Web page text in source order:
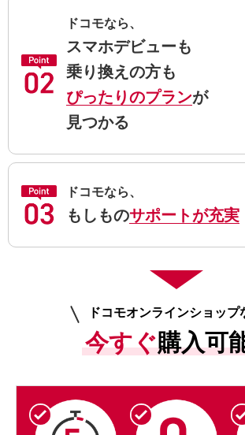
ドコモなら、
スマホデビューも
乗り換えの方も
ぴったりのプランが
見つかる
ドコモなら、
もしものサポートが充実
ドコモオンラインショップ
今すぐ購入可